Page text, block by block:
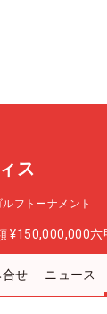
ス
フトーナメント
¥150,000,000六
せ ニュース